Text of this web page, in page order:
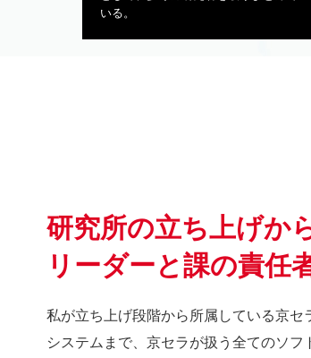
いる。
研究所の立ち上げか
リーダーと課の責任
私が立ち上げ段階から所属している京
システムまで、京セラが扱う全てのソ